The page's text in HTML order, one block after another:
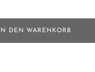
IN DEN WARENKORB